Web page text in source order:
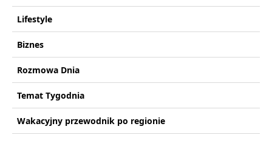
Lifestyle
Biznes
Rozmowa Dnia
Temat Tygodnia
Wakacyjny przewodnik po regionie